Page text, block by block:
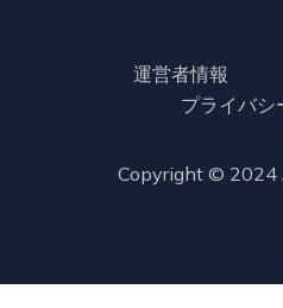
運営者情報
プライバシ
Copyright © 2024